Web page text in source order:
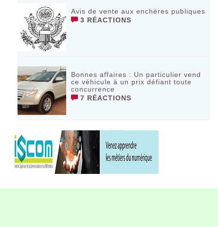
Avis de vente aux enchères publiques
3 RÉACTIONS
Bonnes affaires : Un particulier vend
ce véhicule à un prix défiant toute
concurrence
7 RÉACTIONS